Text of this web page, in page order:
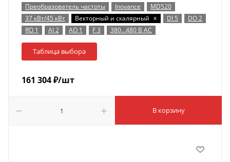
Преобразователь частоты Inovance
MD520
37 кВт/45 кВт
Векторный и скалярный x DI 5
DO 2
RO 1
AI 2 AO 1 F 3 380…480 В AC
Таблица выбора
161 304₽/шт
В корзину